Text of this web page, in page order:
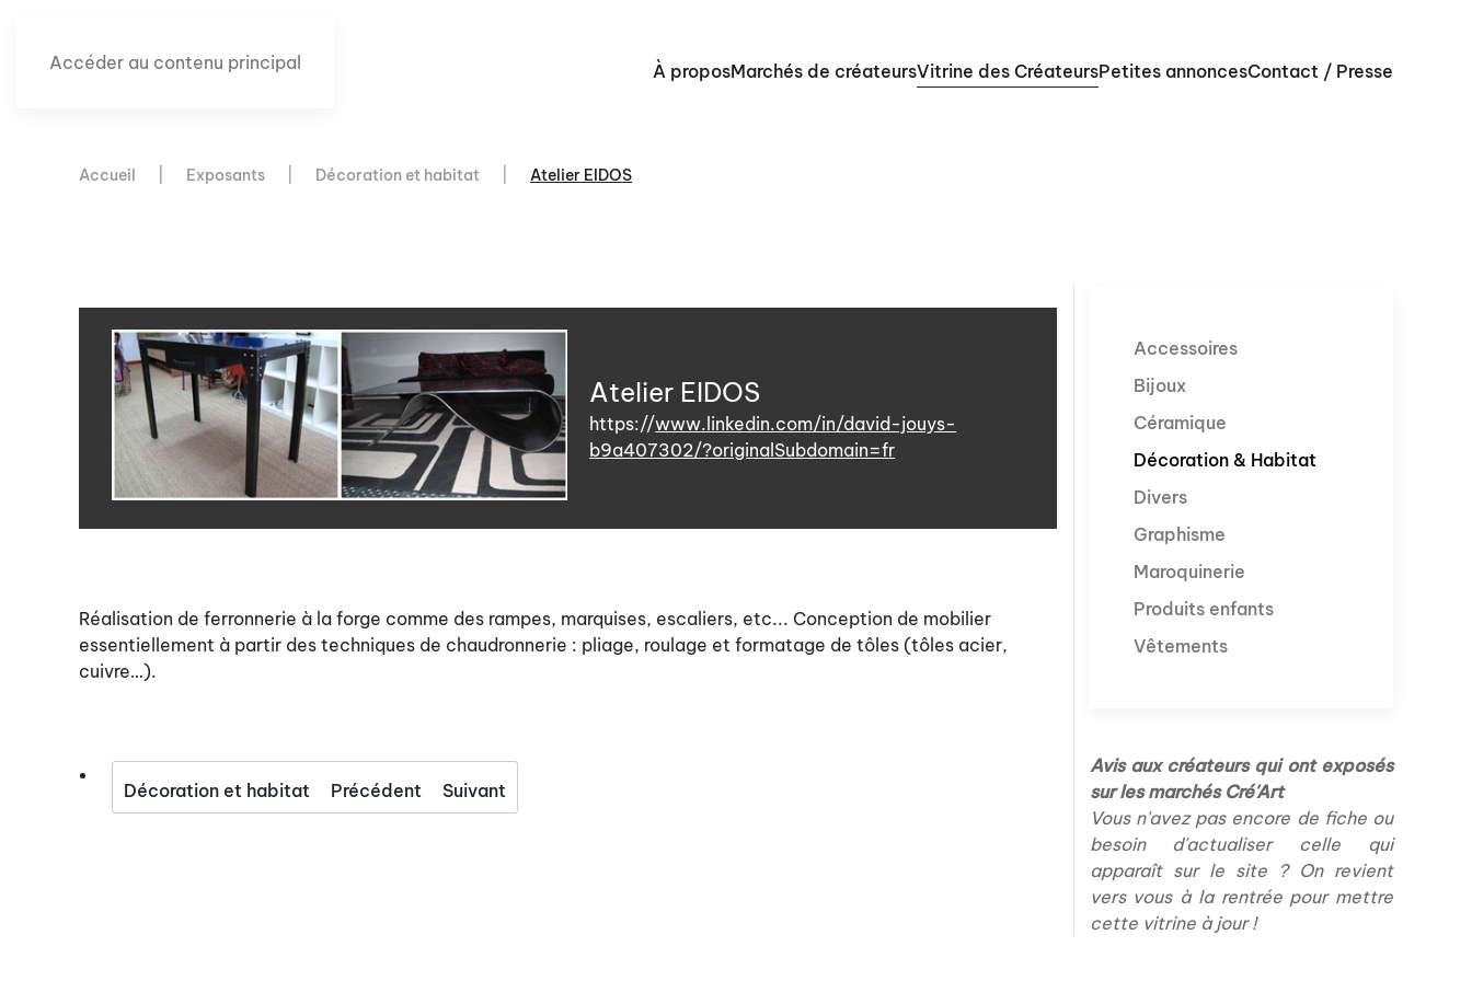
Accéder au contenu principal À proposMarchés de créateursVitrine des CréateursPetites annoncesContact / Presse
Accueil Exposants Décoration et habitat Atelier EIDOS
Atelier EIDOS
https://www.linkedin.com/in/david-jouys-
b9a407302/?originalSubdomain=fr
Réalisation de ferronnerie à la forge comme des rampes, marquises, escaliers, etc... Conception de mobilier
essentiellement à partir des techniques de chaudronnerie : pliage, roulage et formatage de tôles (tôles acier,
cuivre…).
Décoration et habitat Précédent Suivant
Accessoires
Bijoux
Céramique
Décoration & Habitat
Divers
Graphisme
Maroquinerie
Produits enfants
Vêtements
Avis aux créateurs qui ont exposés
sur les marchés Cré'Art
Vous n'avez pas encore de fiche ou
besoin d'actualiser celle qui
apparaît sur le site ? On revient
vers vous à la rentrée pour mettre
cette vitrine à jour !